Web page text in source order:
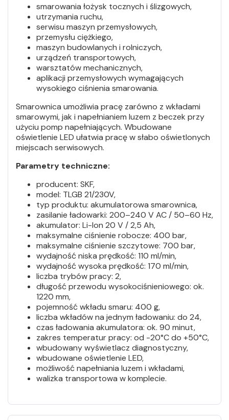
smarowania łożysk tocznych i ślizgowych,
utrzymania ruchu,
serwisu maszyn przemysłowych,
przemysłu ciężkiego,
maszyn budowlanych i rolniczych,
urządzeń transportowych,
warsztatów mechanicznych,
aplikacji przemysłowych wymagających
wysokiego ciśnienia smarowania.
Smarownica umożliwia pracę zarówno z wkładami
smarowymi, jak i napełnianiem luzem z beczek przy
użyciu pomp napełniających. Wbudowane
oświetlenie LED ułatwia pracę w słabo oświetlonych
miejscach serwisowych.
Parametry techniczne:
producent: SKF,
model: TLGB 21/230V,
typ produktu: akumulatorowa smarownica,
zasilanie ładowarki: 200–240 V AC / 50–60 Hz,
akumulator: Li-Ion 20 V / 2,5 Ah,
maksymalne ciśnienie robocze: 400 bar,
maksymalne ciśnienie szczytowe: 700 bar,
wydajność niska prędkość: 110 ml/min,
wydajność wysoka prędkość: 170 ml/min,
liczba trybów pracy: 2,
długość przewodu wysokociśnieniowego: ok.
1220 mm,
pojemność wkładu smaru: 400 g,
liczba wkładów na jednym ładowaniu: do 24,
czas ładowania akumulatora: ok. 90 minut,
zakres temperatur pracy: od -20°C do +50°C,
wbudowany wyświetlacz diagnostyczny,
wbudowane oświetlenie LED,
możliwość napełniania luzem i wkładami,
walizka transportowa w komplecie.